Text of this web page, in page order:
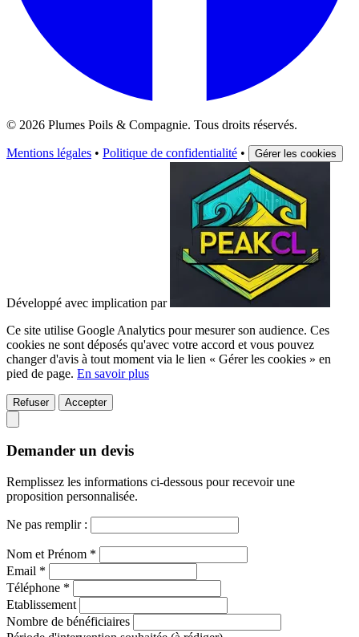
© 2026 Plumes Poils & Compagnie. Tous droits réservés.
Mentions légales • Politique de confidentialité • Gérer les cookies
Développé avec implication par
Ce site utilise Google Analytics pour mesurer son audience. Ces
cookies ne sont déposés qu'avec votre accord et vous pouvez
changer d'avis à tout moment via le lien « Gérer les cookies » en
pied de page. En savoir plus
Refuser Accepter
Demander un devis
Remplissez les informations ci-dessous pour recevoir une
proposition personnalisée.
Ne pas remplir :
Nom et Prénom *
Email *
Téléphone *
Etablissement
Nombre de bénéficiaires